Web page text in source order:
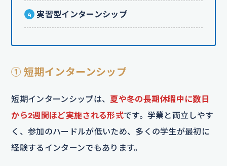
実習型インターンシップ
① 短期インターンシップ
短期インターンシップは、 夏や冬の長期休暇中に数日
から2週間ほど実施される形式です。学業と両立しやす
く、参加のハードルが低いため、多くの学生が最初に
経験するインターンでもあります。